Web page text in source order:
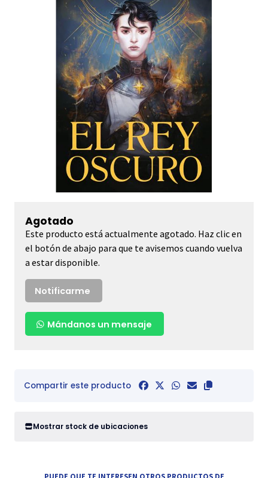
Agotado
Este producto está actualmente agotado. Haz clic en
el botón de abajo para que te avisemos cuando vuelva
a estar disponible.
Notificarme
Mándanos un mensaje
Compartir este producto
Mostrar stock de ubicaciones